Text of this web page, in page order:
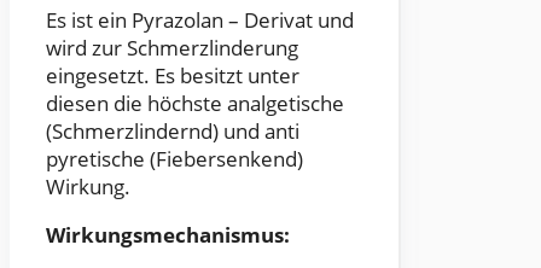
Es ist ein Pyrazolan – Derivat und
wird zur Schmerzlinderung
eingesetzt. Es besitzt unter
diesen die höchste analgetische
(Schmerzlindernd) und anti
pyretische (Fiebersenkend)
Wirkung.
Wirkungsmechanismus: